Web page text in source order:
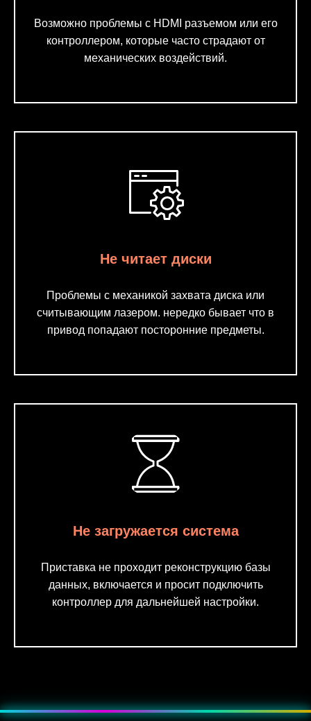
Возможно проблемы с HDMI разъемом или его
контроллером, которые часто страдают от
механических воздействий.
Не читает диски
Проблемы с механикой захвата диска или
считывающим лазером. нередко бывает что в
привод попадают посторонние предметы.
Не загружается система
Приставка не проходит реконструкцию базы
данных, включается и просит подключить
контроллер для дальнейшей настройки.
???? Эффект — мягкое пульсирующее свечение, как неоновая